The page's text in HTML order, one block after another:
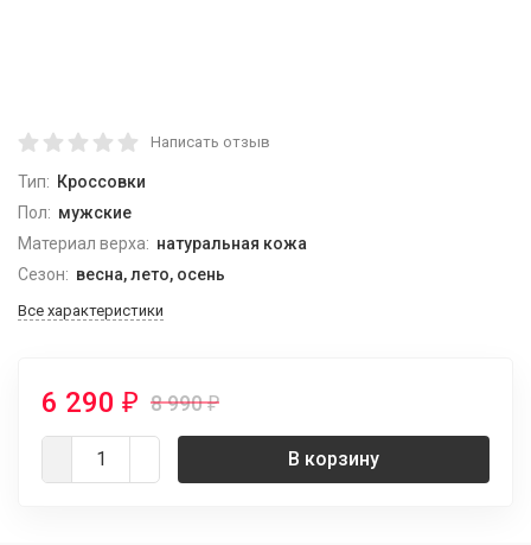
Написать отзыв
Тип: Кроссовки
Пол: мужские
Материал верха: натуральная кожа
Сезон: весна, лето, осень
Все характеристики
6 290 ₽ 8 990₽
В корзину